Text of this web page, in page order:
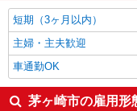
茅ヶ崎市の他の職種の平均
短期（3ヶ月以内）
主婦・主夫歓迎
車通勤OK
茅ヶ崎市の雇用形